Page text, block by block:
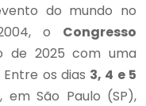
do mundo no
o Congresso
de 2025 com uma
os dias 3, 4 e 5
, em São Paulo (SP),